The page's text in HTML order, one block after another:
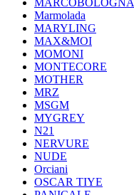
MARCOBOLOGNA
Marmolada
MARYLING
MAX&MOI
MOMONI
MONTECORE
MOTHER
MRZ
MSGM
MYGREY
N21
NERVURE
NUDE
Orciani
OSCAR TIYE